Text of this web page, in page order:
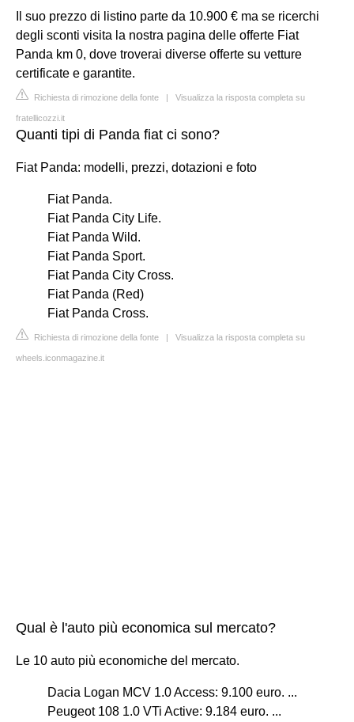
Il suo prezzo di listino parte da 10.900 € ma se ricerchi
degli sconti visita la nostra pagina delle offerte Fiat
Panda km 0, dove troverai diverse offerte su vetture
certificate e garantite.
Richiesta di rimozione della fonte | Visualizza la risposta completa su
fratellicozzi.it
Quanti tipi di Panda fiat ci sono?
Fiat Panda: modelli, prezzi, dotazioni e foto
Fiat Panda.
Fiat Panda City Life.
Fiat Panda Wild.
Fiat Panda Sport.
Fiat Panda City Cross.
Fiat Panda (Red)
Fiat Panda Cross.
Richiesta di rimozione della fonte | Visualizza la risposta completa su
wheels.iconmagazine.it
Qual è l'auto più economica sul mercato?
Le 10 auto più economiche del mercato.
Dacia Logan MCV 1.0 Access: 9.100 euro. ...
Peugeot 108 1.0 VTi Active: 9.184 euro. ...